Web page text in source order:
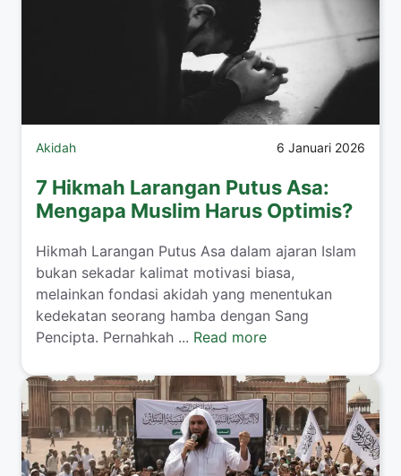
Akidah 6 Januari 2026
7 Hikmah Larangan Putus Asa:
Mengapa Muslim Harus Optimis?
Hikmah Larangan Putus Asa dalam ajaran Islam
bukan sekadar kalimat motivasi biasa,
melainkan fondasi akidah yang menentukan
kedekatan seorang hamba dengan Sang
Pencipta. Pernahkah ... Read more